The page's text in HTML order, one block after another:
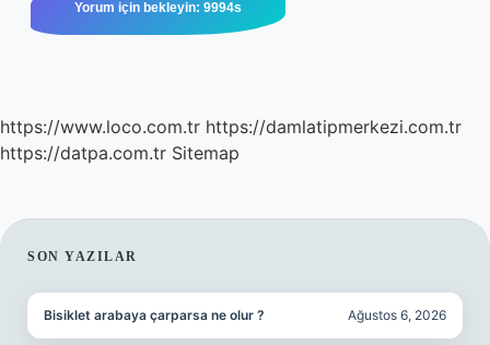
https://www.loco.com.tr https://damlatipmerkezi.com.tr
https://datpa.com.tr Sitemap
SIDEBAR
SON YAZILAR
Bisiklet arabaya çarparsa ne olur ? Ağustos 6, 2026